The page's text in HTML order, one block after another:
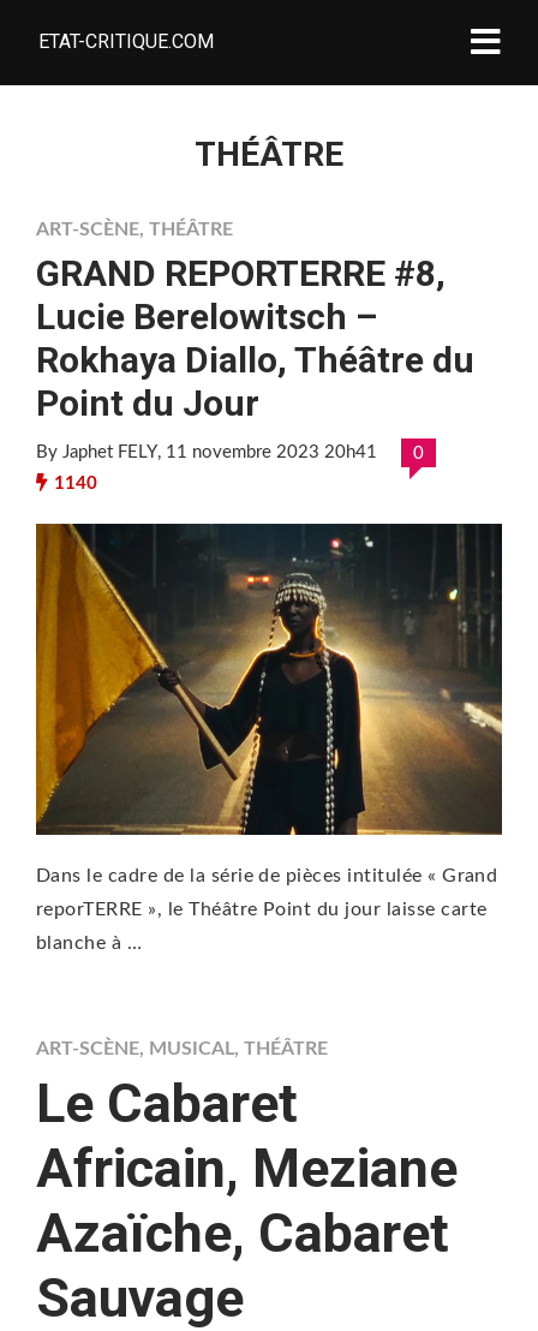
ETAT-CRITIQUE.COM
THÉÂTRE
ART-SCÈNE, THÉÂTRE
GRAND REPORTERRE #8,
Lucie Berelowitsch –
Rokhaya Diallo, Théâtre du
Point du Jour
By Japhet FELY, 11 novembre 2023 20h41
0
1140
Dans le cadre de la série de pièces intitulée « Grand
reporTERRE », le Théâtre Point du jour laisse carte
blanche à …
ART-SCÈNE, MUSICAL, THÉÂTRE
Le Cabaret
Africain, Meziane
Azaïche, Cabaret
Sauvage